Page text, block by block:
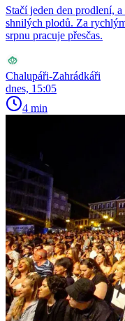
Stačí jeden den prodlení,
shnilých plodů. Za
srpnu pracuje přesčas.
Chalupáři-Zahrádkáři
dnes, 15:05
4 min